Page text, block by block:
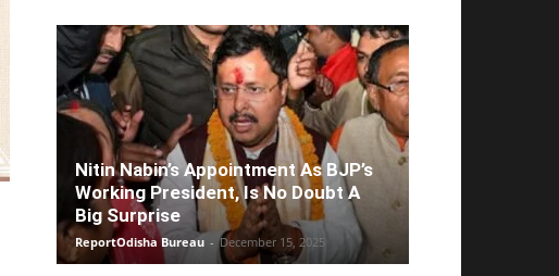
Nitin Nabin’s Appointment As BJP’s
Working President, Is No Doubt A
Big Surprise
ReportOdisha Bureau - December 15, 2025